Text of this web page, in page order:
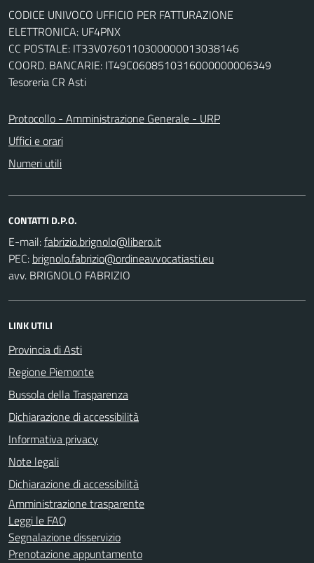
CODICE UNIVOCO UFFICIO PER FATTURAZIONE
ELETTRONICA: UF4PNX
CC POSTALE: IT33V0760110300000013038146
COORD. BANCARIE: IT49C0608510316000000006349
Tesoreria CR Asti
Protocollo - Amministrazione Generale - URP
Uffici e orari
Numeri utili
CONTATTI D.P.O.
E-mail:
PEC:
avv. BRIGNOLO FABRIZIO
LINK UTILI
Provincia di Asti
Regione Piemonte
Bussola della Trasparenza
Dichiarazione di accessibilità
Informativa privacy
Note legali
Dichiarazione di accessibilità
Amministrazione trasparente
Leggi le FAQ
Segnalazione disservizio
Prenotazione appuntamento